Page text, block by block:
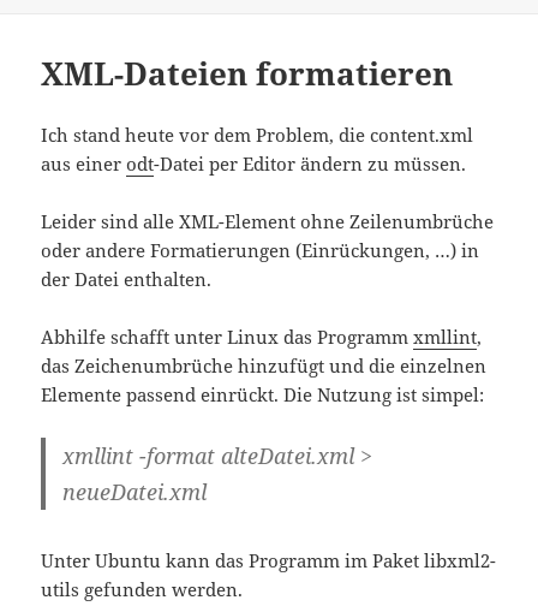
XML-Dateien formatieren
Ich stand heute vor dem Problem, die content.xml
aus einerodt-Datei per Editor ändern zu müssen.
Leider sind alle XML-Element ohne Zeilenumbrüche
oder andere Formatierungen (Einrückungen, …) in
der Datei enthalten.
Abhilfe schafft unter Linux das Programmxmllint,
das Zeichenumbrüche hinzufügt und die einzelnen
Elemente passend einrückt. Die Nutzung ist simpel:
xmllint -format alteDatei.xml >
neueDatei.xml
Unter Ubuntu kann das Programm im Paket libxml2-
utils gefunden werden.